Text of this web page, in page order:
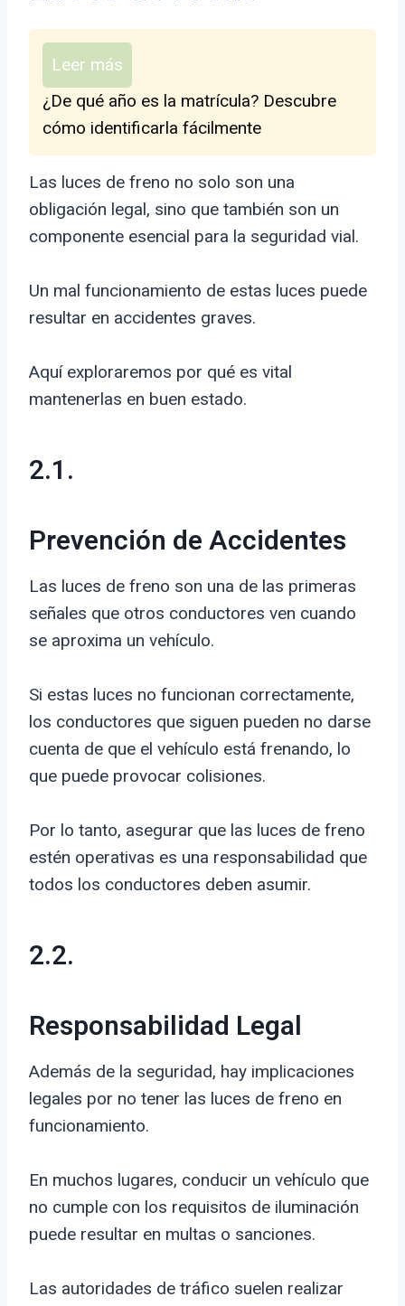
Leer más
¿De qué año es la matrícula? Descubre
cómo identificarla fácilmente
Las luces de freno no solo son una
obligación legal, sino que también son un
componente esencial para la seguridad vial.
Un mal funcionamiento de estas luces puede
resultar en accidentes graves.
Aquí exploraremos por qué es vital
mantenerlas en buen estado.
2.1.
Prevención de Accidentes
Las luces de freno son una de las primeras
señales que otros conductores ven cuando
se aproxima un vehículo.
Si estas luces no funcionan correctamente,
los conductores que siguen pueden no darse
cuenta de que el vehículo está frenando, lo
que puede provocar colisiones.
Por lo tanto, asegurar que las luces de freno
estén operativas es una responsabilidad que
todos los conductores deben asumir.
2.2.
Responsabilidad Legal
Además de la seguridad, hay implicaciones
legales por no tener las luces de freno en
funcionamiento.
En muchos lugares, conducir un vehículo que
no cumple con los requisitos de iluminación
puede resultar en multas o sanciones.
Las autoridades de tráfico suelen realizar